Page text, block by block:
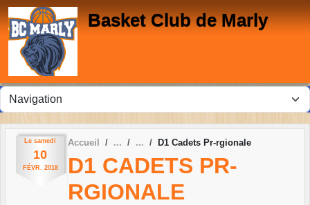
Basket Club de Marly
Le samedi
10
FÉVR. 2018
Accueil D1 Cadets Pr-rgionale
D1 CADETS PR-
RGIONALE
Panneau de gestion des cookies